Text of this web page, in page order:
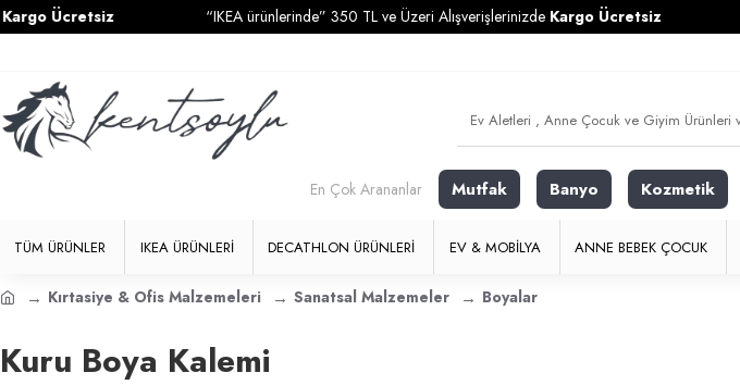
Ücretsiz “IKEA ürünlerinde” 350 TL ve Üzeri AlışverişlerinizdeKargo Ücretsiz
En Çok Arananlar Mutfak Banyo Kozmetik
TÜM ÜRÜNLER IKEA ÜRÜNLERI DECATHLON ÜRÜNLERI EV & MOBILYA ANNE BEBEK ÇOCUK
Kırtasiye & Ofis Malzemeleri Sanatsal Malzemeler Boyalar
Kuru Boya Kalemi